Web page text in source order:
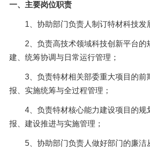
一、主要岗位职责
1 、协助部门负责人制订特材科技发
2 、负责高技术领域科技创新平台
建、统筹协调与日常运行管理；
3 、负责特材相关部委重大项目的前
报、实施统筹与全过程管理；
4 、负责特材核心能力建设项目的规
报、建设推进与实施管理；
5 、协助部门负责人做好部门的廉洁